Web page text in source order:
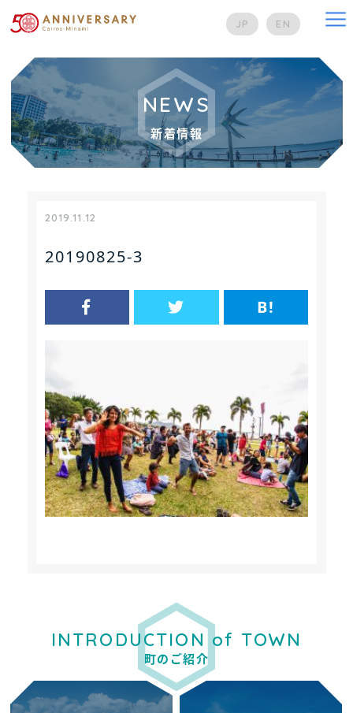
JP EN
NEWS
新着情報
2019.11.12
20190825-3
B!
INTRODUCTION of TOWN
町のご紹介